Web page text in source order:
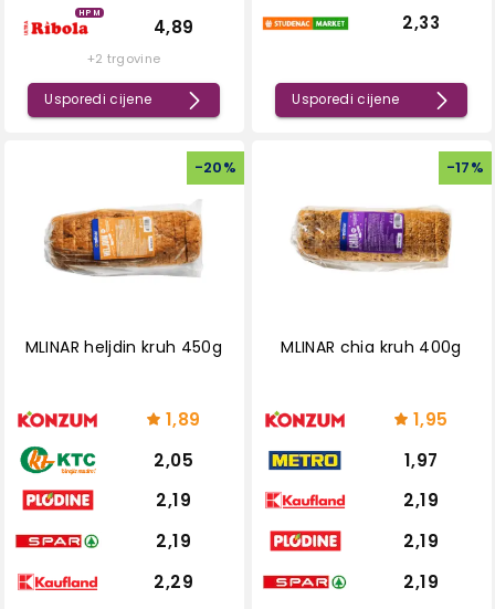
HPM
4,89
+2 trgovine
Usporedi cijene
2,33
Usporedi cijene
-20%
MLINAR heljdin kruh 450g
1,89
2,05
2,19
2,19
2,29
-17%
MLINAR chia kruh 400g
1,95
1,97
2,19
2,19
2,19